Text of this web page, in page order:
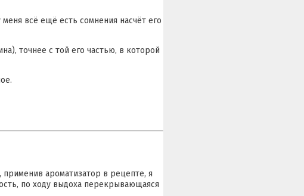
меня всё ещё есть сомнения насчёт его
точнее с той его частью, в которой
ароматизатор в рецепте, я
по ходу выдоха перекрывающаяся